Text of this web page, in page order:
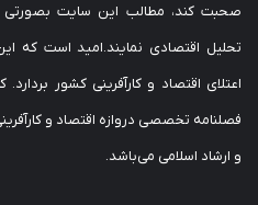
صحبت کند، مطالب این سایت بصورتی
تحلیل اقتصادی نمایند.امید است که
اعتلای اقتصاد و کارآفرینی کشور
و ارشاد اسلامی می‌باشد.